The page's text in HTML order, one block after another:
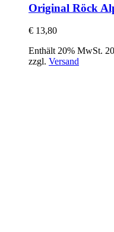
Original Röck
€ 13,80
Enthält 20% MwSt.
zzgl. Versand